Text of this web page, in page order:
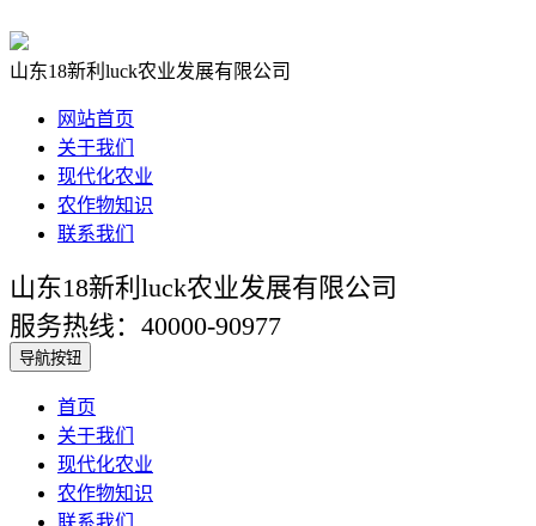
山东18新利luck农业发展有限公司
网站首页
关于我们
现代化农业
农作物知识
联系我们
山东18新利luck农业发展有限公司
服务热线：40000-90977
导航按钮
首页
关于我们
现代化农业
农作物知识
联系我们